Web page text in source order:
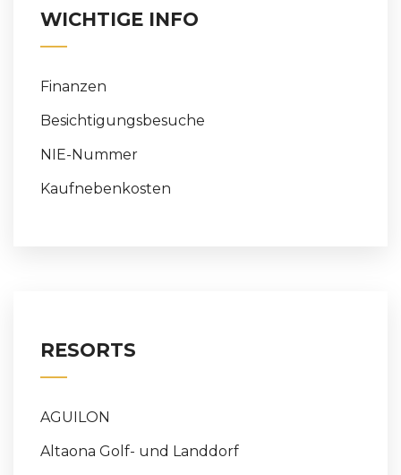
WICHTIGE INFO
Finanzen
Besichtigungsbesuche
NIE-Nummer
Kaufnebenkosten
RESORTS
AGUILON
Altaona Golf- und Landdorf